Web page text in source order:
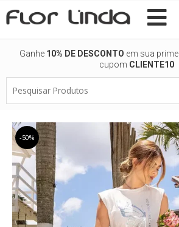
para
Ganhe 10% DE DESCONTO em sua
cupom CLIENTE10
Produtos
-50%